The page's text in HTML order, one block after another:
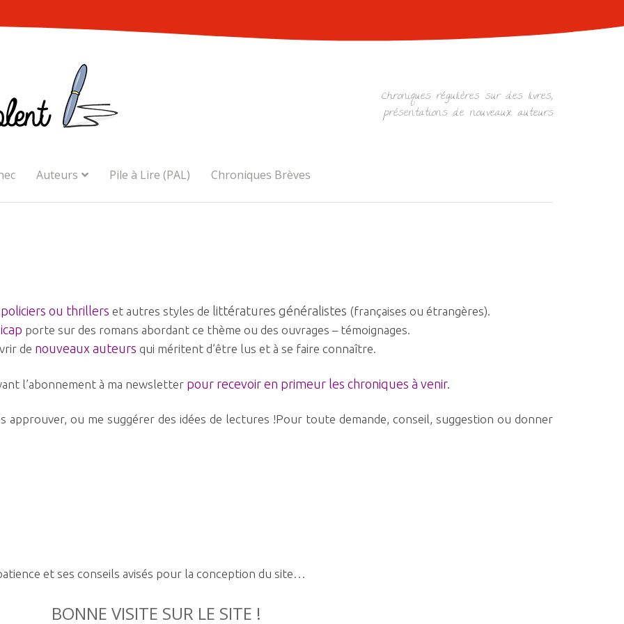
Chroniques régulières sur des livres,
présentations de nouveaux auteurs
Auteurs Pile à Lire (PAL) Chroniques Brèves
ou thrillers et autres styles de littératures généralistes (françaises ou étrangères).
porte sur des romans abordant ce thème ou des ouvrages – témoignages.
de nouveaux auteurs qui méritent d’être lus et à se faire connaître.
l’abonnement à ma newsletter pour recevoir en primeur les chroniques à venir.
approuver, ou me suggérer des idées de lectures !Pour toute demande, conseil, suggestion ou donner
et ses conseils avisés pour la conception du site…
BONNE VISITE SUR LE SITE !